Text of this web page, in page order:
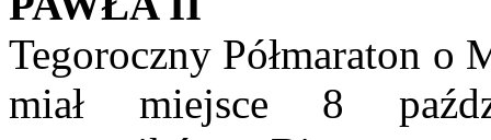
Tegoroczny Półmaraton o
miał miejsce 8